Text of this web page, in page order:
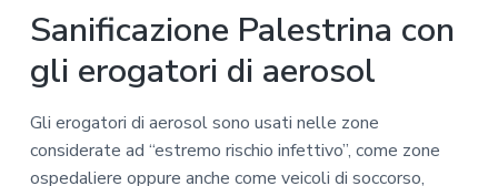
Sanificazione Palestrina con
gli erogatori di aerosol
Gli erogatori di aerosol sono usati nelle zone
considerate ad “estremo rischio infettivo”, come zone
ospedaliere oppure anche come veicoli di soccorso,